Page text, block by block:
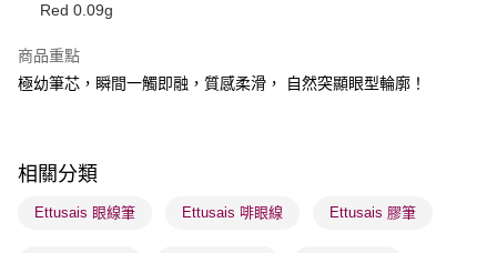
送貨方式
每筆HK$65.00，滿HK$300.00或以上免運費
Red 0.09g
商品重點
極幼筆芯，瞬間一觸即融，質感柔滑， 自然突顯眼型輪廓！
相關分類
Ettusais 眼線筆 Ettusais 啡眼線 Ettusais 膠筆